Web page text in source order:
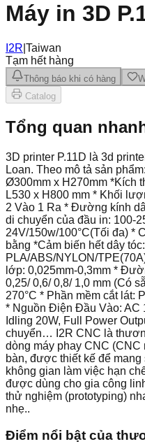
Máy in 3D
I2R Taiwan
Tạm hết hàng
Thông báo khi có hàng
Catalog
Tổng quan
3D printer P.11D là 3d
Loan. Theo mô tả sản
Ø300mm x H270mm *Kích
L530 x H800 mm * Khối
2 Vào 1 Ra * Đường kính
di chuyển của đầu in: 100-
24V/150w/100°C(Tối đa) *
bằng *Cảm biến hết dây
PLA/ABS/NYLON/
lớp: 0,025mm-0,3mm *
0,25/ 0,6/ 0,8/ 1,0 mm (Có
270°C * Phần mềm cắt lát:
* Nguồn Điện Đầu Vào: AC
Idling 20W, Full Power
chuyển… I2R CNC là
dòng máy phay CNC (CNC
bàn, được thiết kế để
không gian làm việc hạn
được dùng cho gia công
thử nghiệm (prototyping)
nhẹ..
Điểm nổi bật của